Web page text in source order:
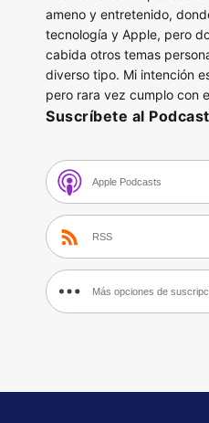
ameno y entretenido,
tecnología y Apple, pero
cabida otros temas
diverso tipo. Mi intención
pero rara vez cumplo con
Suscríbete al Podcast
Apple Podcasts
RSS
Más opciones de